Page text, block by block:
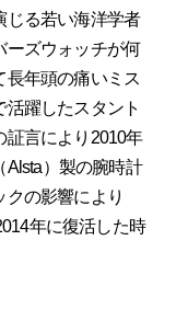
じる若い海洋学者
ーズウォッチが何
長年頭の痛いミス
躍したスタント
証言により2010年
Alsta）製の腕時計
の影響により
年に復活した時